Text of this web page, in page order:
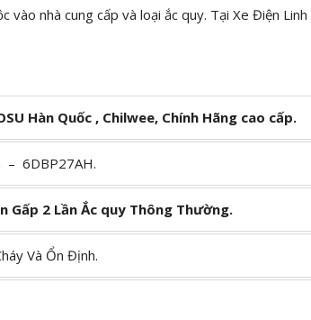
nhà cung cấp và loại ắc quy. Tại Xe Điện
Hàn Quốc , Chilwee, Chính Hãng cao cấp.
– 6DBP27AH.
Gấp 2 Lần Ắc quy Thông Thường.
Và Ổn Định.